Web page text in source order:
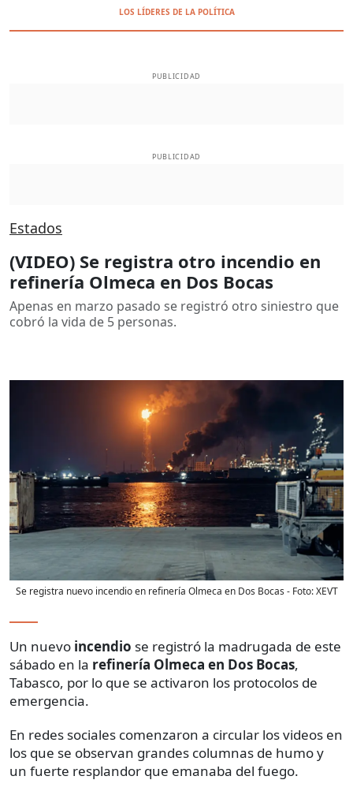
LOS LÍDERES DE LA POLÍTICA
PUBLICIDAD
PUBLICIDAD
Estados
(VIDEO) Se registra otro incendio en
refinería Olmeca en Dos Bocas
Apenas en marzo pasado se registró otro siniestro que
cobró la vida de 5 personas.
Se registra nuevo incendio en refinería Olmeca en Dos Bocas - Foto:XEVT
Un nuevo incendio se registró la madrugada de este
sábado en la refinería Olmeca en Dos Bocas,
Tabasco, por lo que se activaron los protocolos de
emergencia.
En redes sociales comenzaron a circular los videos en
los que se observan grandes columnas de humoy
un fuerte resplandor que emanaba del fuego.